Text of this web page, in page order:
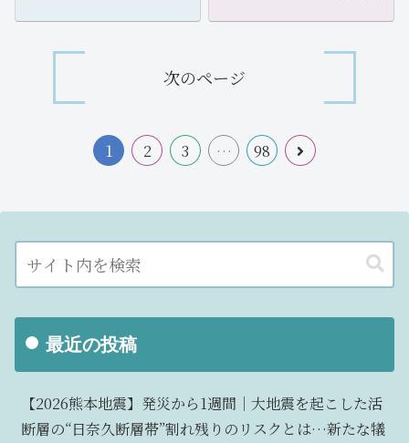
次のページ
1 2 3 … 98
最近の投稿
【2026熊本地震】発災から1週間｜大地震を起こした活
断層の“日奈久断層帯”割れ残りのリスクとは…新たな犠